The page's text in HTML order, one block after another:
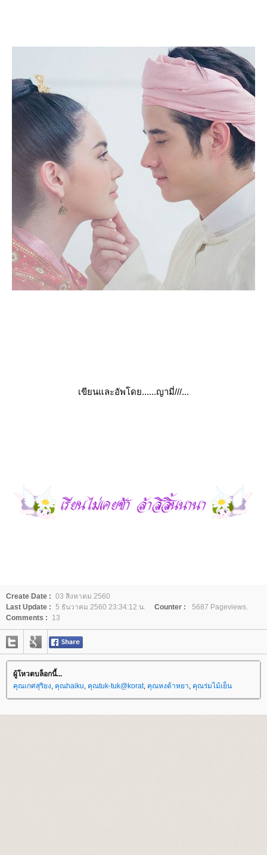
เขียนและอัพโดย......ญามี่///...
Create Date : 03 สิงหาคม 2560
Last Update : 5 ธันวาคม 2560 23:34:12 น. Counter :
5687 Pageviews.
Comments :
13
ผู้โหวตบล็อกนี้...
คุณเกศสุริยง คุณhaiku คุณtuk-tuk@korat, คุณหงต้าหยา คุณร่มไม้เย็น